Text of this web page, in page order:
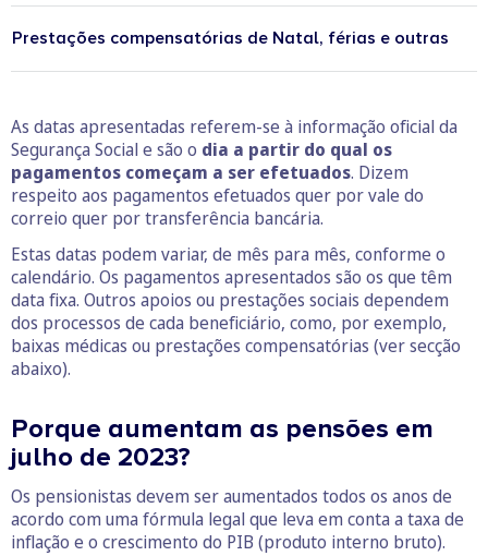
Prestações compensatórias de Natal, férias e outras
As datas apresentadas referem-se à informação oficial da
Segurança Social e são o dia a partir do qual os
pagamentos começam a ser efetuados. Dizem
respeito aos pagamentos efetuados quer por vale do
correio quer por transferência bancária.
Estas datas podem variar, de mês para mês, conforme o
calendário. Os pagamentos apresentados são os que têm
data fixa. Outros apoios ou prestações sociais dependem
dos processos de cada beneficiário, como, por exemplo,
baixas médicas ou prestações compensatórias (ver secção
abaixo).
Porque aumentam as pensões em
julho de 2023?
Os pensionistas devem ser aumentados todos os anos de
acordo com uma fórmula legal que leva em conta a taxa de
inflação e o crescimento do PIB (produto interno bruto).